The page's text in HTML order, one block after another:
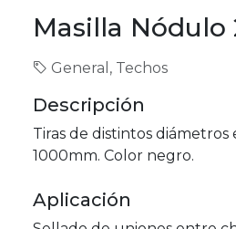
Masilla Nódulo
General, Techos
Descripción
Tiras de distintos diámetros
1000mm. Color negro.
Aplicación